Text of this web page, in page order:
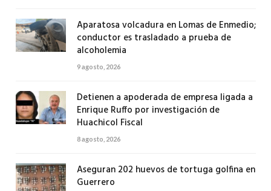
Aparatosa volcadura en Lomas de Enmedio;
conductor es trasladado a prueba de
alcoholemia
9 agosto, 2026
Detienen a apoderada de empresa ligada a
Enrique Ruffo por investigación de
Huachicol Fiscal
8 agosto, 2026
Aseguran 202 huevos de tortuga golfina en
Guerrero